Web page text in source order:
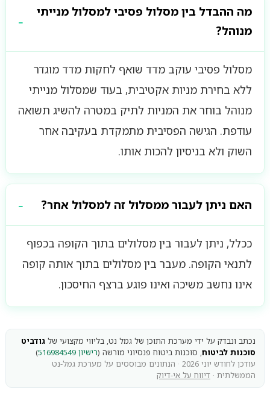
מה ההבדל בין מסלול פסיבי למסלול מנייתי
מנוהל?
מסלול פסיבי עוקב מדד שואף לחקות מדד מוגדר
ללא בחירת מניות אקטיבית, בעוד שמסלול מנייתי
מנוהל בוחר את המניות לתיק במטרה להשיג תשואה
עודפת. הגישה הפסיבית מתמקדת בעקיבה אחר
השוק ולא בניסיון להכות אותו.
האם ניתן לעבור ממסלול זה למסלול אחר?
ככלל, ניתן לעבור בין מסלולים בתוך הקופה בכפוף
לתנאי הקופה. מעבר בין מסלולים בתוך אותה קופה
אינו נחשב משיכה ואינו פוגע ברצף החיסכון.
נכתב ונבדק על ידי מערכת התוכן של גמל נט, בליווי מקצועי של גודביט
סוכנות לביטוח, סוכנות ביטוח פנסיוני מורשה (רישיון 516984549
)
עודכן לחודש יוני 2026 · הנתונים מבוססים על מערכת גמל-נט
הממשלתית · דיווח על אי-דיוק